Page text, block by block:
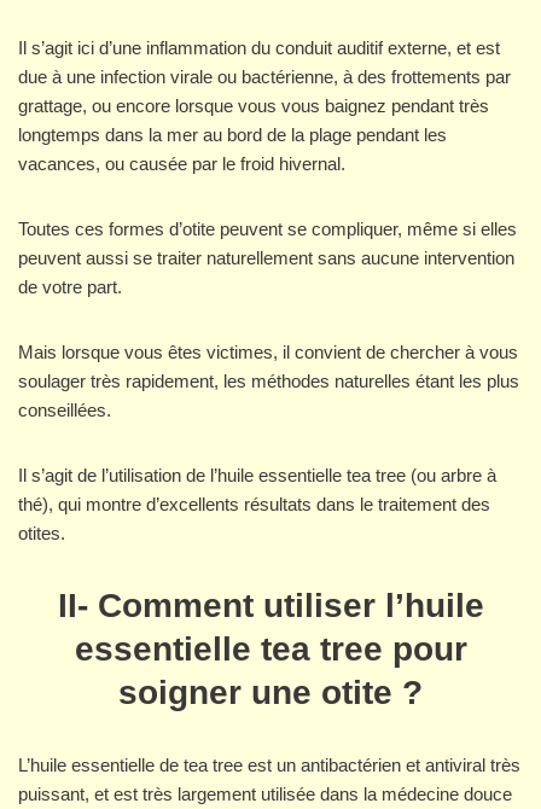
Il s’agit ici d’une inflammation du conduit auditif externe, et est
due à une infection virale ou bactérienne, à des frottements par
grattage, ou encore lorsque vous vous baignez pendant très
longtemps dans la mer au bord de la plage pendant les
vacances, ou causée par le froid hivernal.
Toutes ces formes d’otite peuvent se compliquer, même si elles
peuvent aussi se traiter naturellement sans aucune intervention
de votre part.
Mais lorsque vous êtes victimes, il convient de chercher à vous
soulager très rapidement, les méthodes naturelles étant les plus
conseillées.
Il s’agit de l’utilisation de l’huile essentielle tea tree (ou arbre à
thé), qui montre d’excellents résultats dans le traitement des
otites.
II- Comment utiliser l’huile
essentielle tea tree pour
soigner une otite ?
L’huile essentielle de tea tree est un antibactérien et antiviral très
puissant, et est très largement utilisée dans la médecine douce